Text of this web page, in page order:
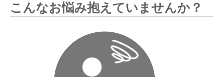
こんなお悩み抱えていませんか？